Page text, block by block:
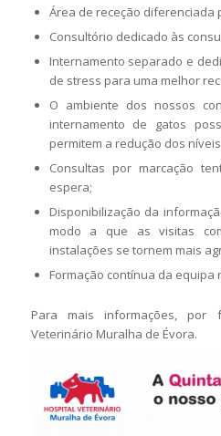
Área de receção diferenciada
Consultório dedicado às
Internamento separado e
de stress para uma melhor
O ambiente dos nossos
internamento de gatos
permitem a redução dos
Consultas por marcação
espera;
Disponibilização da
modo a que as visitas
instalações se tornem mais
Formação contínua da
Para mais informações, por
Veterinário Muralha de Évora.